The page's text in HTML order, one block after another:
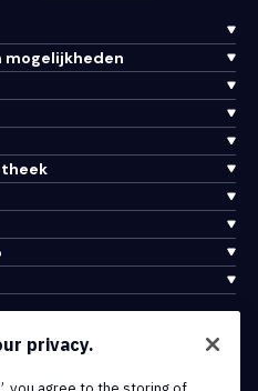
mogelijkheden
privacy.